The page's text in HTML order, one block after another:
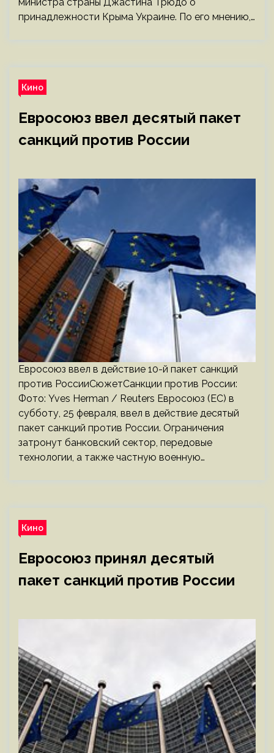
принадлежности Крыма Украине. По его мнению,…
Кино
Евросоюз ввел десятый пакет
санкций против России
Евросоюз ввел в действие 10-й пакет санкций
против РоссииСюжетСанкции против России:
Фото: Yves Herman / Reuters Евросоюз (ЕС) в
субботу, 25 февраля, ввел в действие десятый
пакет санкций против России. Ограничения
затронут банковский сектор, передовые
технологии, а также частную военную…
Кино
Евросоюз принял десятый
пакет санкций против России